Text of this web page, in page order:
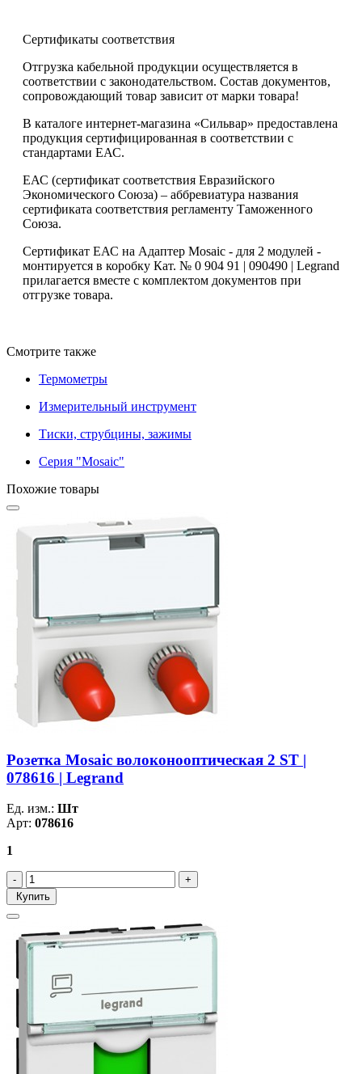
Сертификаты соответствия
Отгрузка кабельной продукции осуществляется в
соответствии с законодательством. Состав документов,
сопровождающий товар зависит от марки товара!
В каталоге интернет-магазина «Сильвар» предоставлена
продукция сертифицированная в соответствии с
стандартами ЕАС.
ЕАС (сертификат соответствия Евразийского
Экономического Союза) – аббревиатура названия
сертификата соответствия регламенту Таможенного
Союза.
Сертификат ЕАС на Адаптер Mosaic - для 2 модулей -
монтируется в коробку Кат. № 0 904 91 | 090490 | Legrand
прилагается вместе с комплектом документов при
отгрузке товара.
Смотрите также
Термометры
Измерительный инструмент
Тиски, струбцины, зажимы
Серия "Mosaic"
Похожие товары
Розетка Mosaic волоконооптическая 2 ST |
078616 | Legrand
Ед. изм.: Шт
Арт: 078616
1
Купить